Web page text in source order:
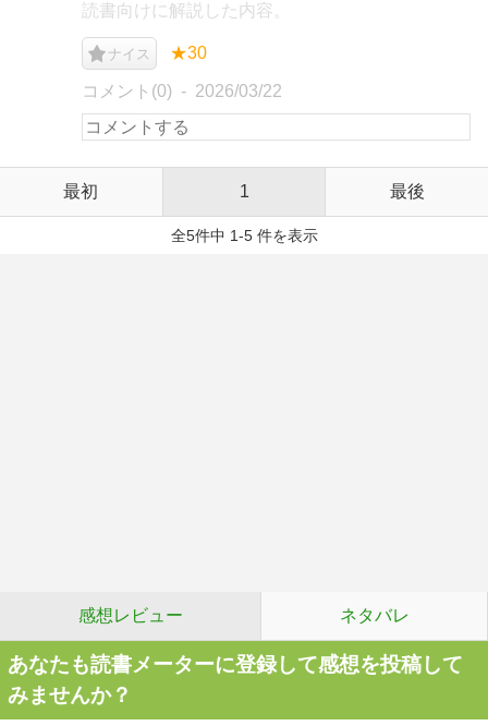
読書向けに解説した内容。
ナイス ★30
コメント(0) 2026/03/22
最初 1 最後
全5件中 1-5 件を表示
感想レビュー ネタバレ
あなたも読書メーターに登録して感想を投稿して
みませんか？